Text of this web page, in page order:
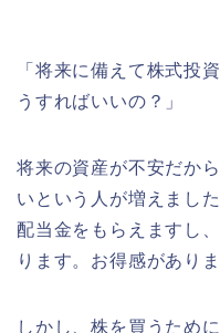
「将来に備えて株式投
うすればいいの？」
将来の資産が不安だか
いという人が増えまし
配当金をもらえますし
ります。お得感がありま
しかし、株を買うため